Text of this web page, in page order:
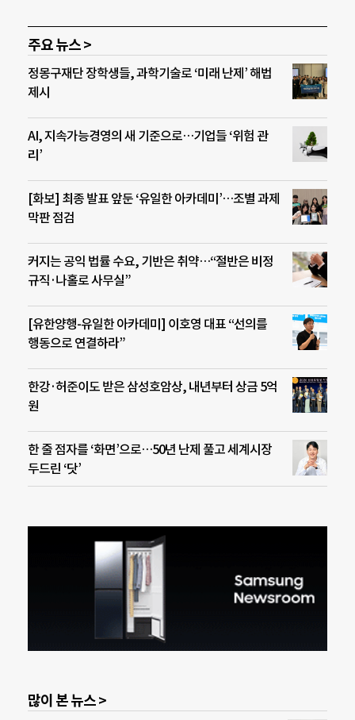
주요 뉴스 >
정몽구재단 장학생들, 과학기술로 ‘미래 난제’ 해법
제시
AI, 지속가능경영의 새 기준으로…기업들 ‘위험 관
리’
[화보] 최종 발표 앞둔 ‘유일한 아카데미’…조별 과제
막판 점검
커지는 공익 법률 수요, 기반은 취약…“절반은 비정
규직·나홀로 사무실”
[유한양행-유일한 아카데미] 이호영 대표 “선의를
행동으로 연결하라”
한강·허준이도 받은 삼성호암상, 내년부터 상금 5억
원
한 줄 점자를 ‘화면’으로…50년 난제 풀고 세계시장
두드린 ‘닷’
많이 본 뉴스 >